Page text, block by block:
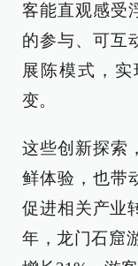
客能直观感受
的参与、可互
展陈模式，
变。
这些创新探索
鲜体验，也带
促进相关产业
年，龙门石窟